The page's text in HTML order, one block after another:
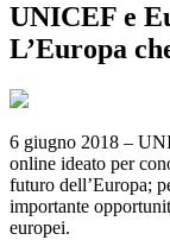
UNICEF e
L’Europa
6 giugno 2018 –
online ideato per
futuro dell’Europa;
importante
europei.